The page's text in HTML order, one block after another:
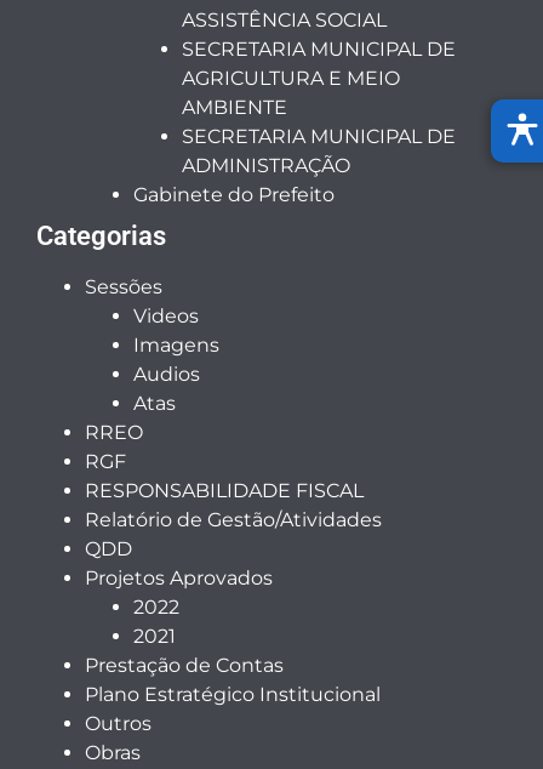
ASSISTÊNCIA SOCIAL
SECRETARIA MUNICIPAL DE
AGRICULTURA E MEIO
AMBIENTE
SECRETARIA MUNICIPAL DE
ADMINISTRAÇÃO
Gabinete do Prefeito
Categorias
Sessões
Videos
Imagens
Audios
Atas
RREO
RGF
RESPONSABILIDADE FISCAL
Relatório de Gestão/Atividades
QDD
Projetos Aprovados
2022
2021
Prestação de Contas
Plano Estratégico Institucional
Outros
Obras